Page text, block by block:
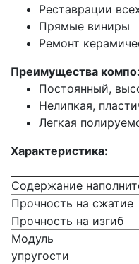
Реставрации
Прямые виниры
Ремонт
Преимущества
Постоянный,
Нелипкая,
Легкая
Характеристика:
Содержание
Прочность на
Прочность на
Модуль